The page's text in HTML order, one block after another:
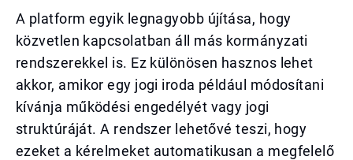
A platform egyik legnagyobb újítása, hogy
közvetlen kapcsolatban áll más kormányzati
rendszerekkel is. Ez különösen hasznos lehet
akkor, amikor egy jogi iroda például módosítani
kívánja működési engedélyét vagy jogi
struktúráját. A rendszer lehetővé teszi, hogy
ezeket a kérelmeket automatikusan a megfelelő